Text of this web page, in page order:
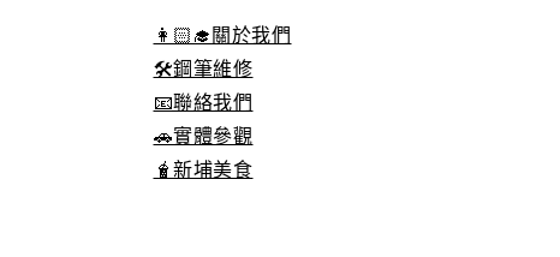
👩🏻‍🎓關於我們
🛠️鋼筆維修
📧聯絡我們
🚗實體參觀
🧋新埔美食